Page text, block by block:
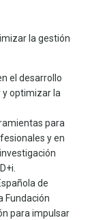
la gestión
el desarrollo
y optimizar la
para
y en
de
Fundación
para impulsar